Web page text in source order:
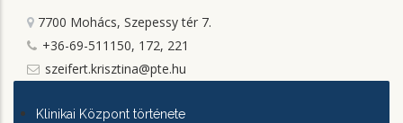
7700 Mohács, Szepessy tér 7.
+36-69-511150, 172, 221
szeifert.krisztina@pte.hu
KLINIKAI
Klinikai Központ története